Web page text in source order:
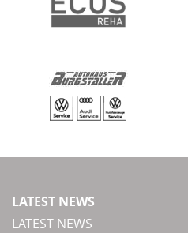
LATEST NEWS
LATEST NEWS